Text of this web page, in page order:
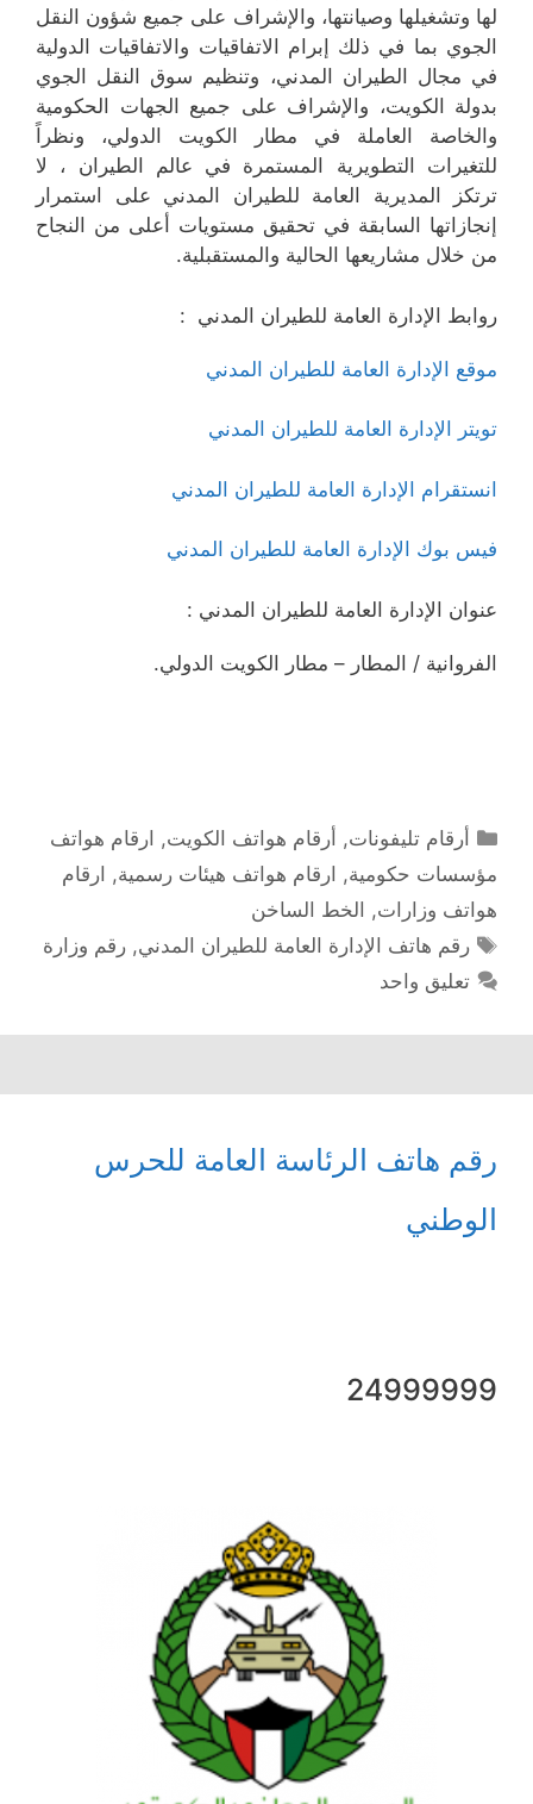
لها وتشغيلها وصيانتها، والإشراف على جميع شؤون النقل
الجوي بما في ذلك إبرام الاتفاقيات والاتفاقيات الدولية
في مجال الطيران المدني، وتنظيم سوق النقل الجوي
بدولة الكويت، والإشراف على جميع الجهات الحكومية
والخاصة العاملة في مطار الكويت الدولي، ونظراً
للتغيرات التطويرية المستمرة في عالم الطيران ، لا
ترتكز المديرية العامة للطيران المدني على استمرار
إنجازاتها السابقة في تحقيق مستويات أعلى من النجاح
من خلال مشاريعها الحالية والمستقبلية.
روابط الإدارة العامة للطيران المدني :
موقع الإدارة العامة للطيران المدني
تويتر الإدارة العامة للطيران المدني
انستقرام الإدارة العامة للطيران المدني
فيس بوك الإدارة العامة للطيران المدني
عنوان الإدارة العامة للطيران المدني :
الفروانية / المطار – مطار الكويت الدولي.
التصنيفات
أرقام تليفونات, أرقام هواتف الكويت, ارقام هواتف
مؤسسات حكومية, ارقام هواتف هيئات رسمية, ارقام
هواتف وزارات, الخط الساخن
الوسوم
رقم هاتف الإدارة العامة للطيران المدني,رقم وزارة
تعليق واحد
رقم هاتف الرئاسة العامة للحرس
الوطني
24999999